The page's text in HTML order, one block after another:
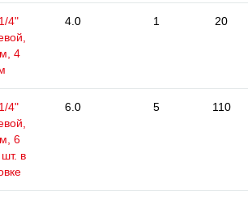
4"
4
4.0 1 20
4"
6
в
6.0 5 110